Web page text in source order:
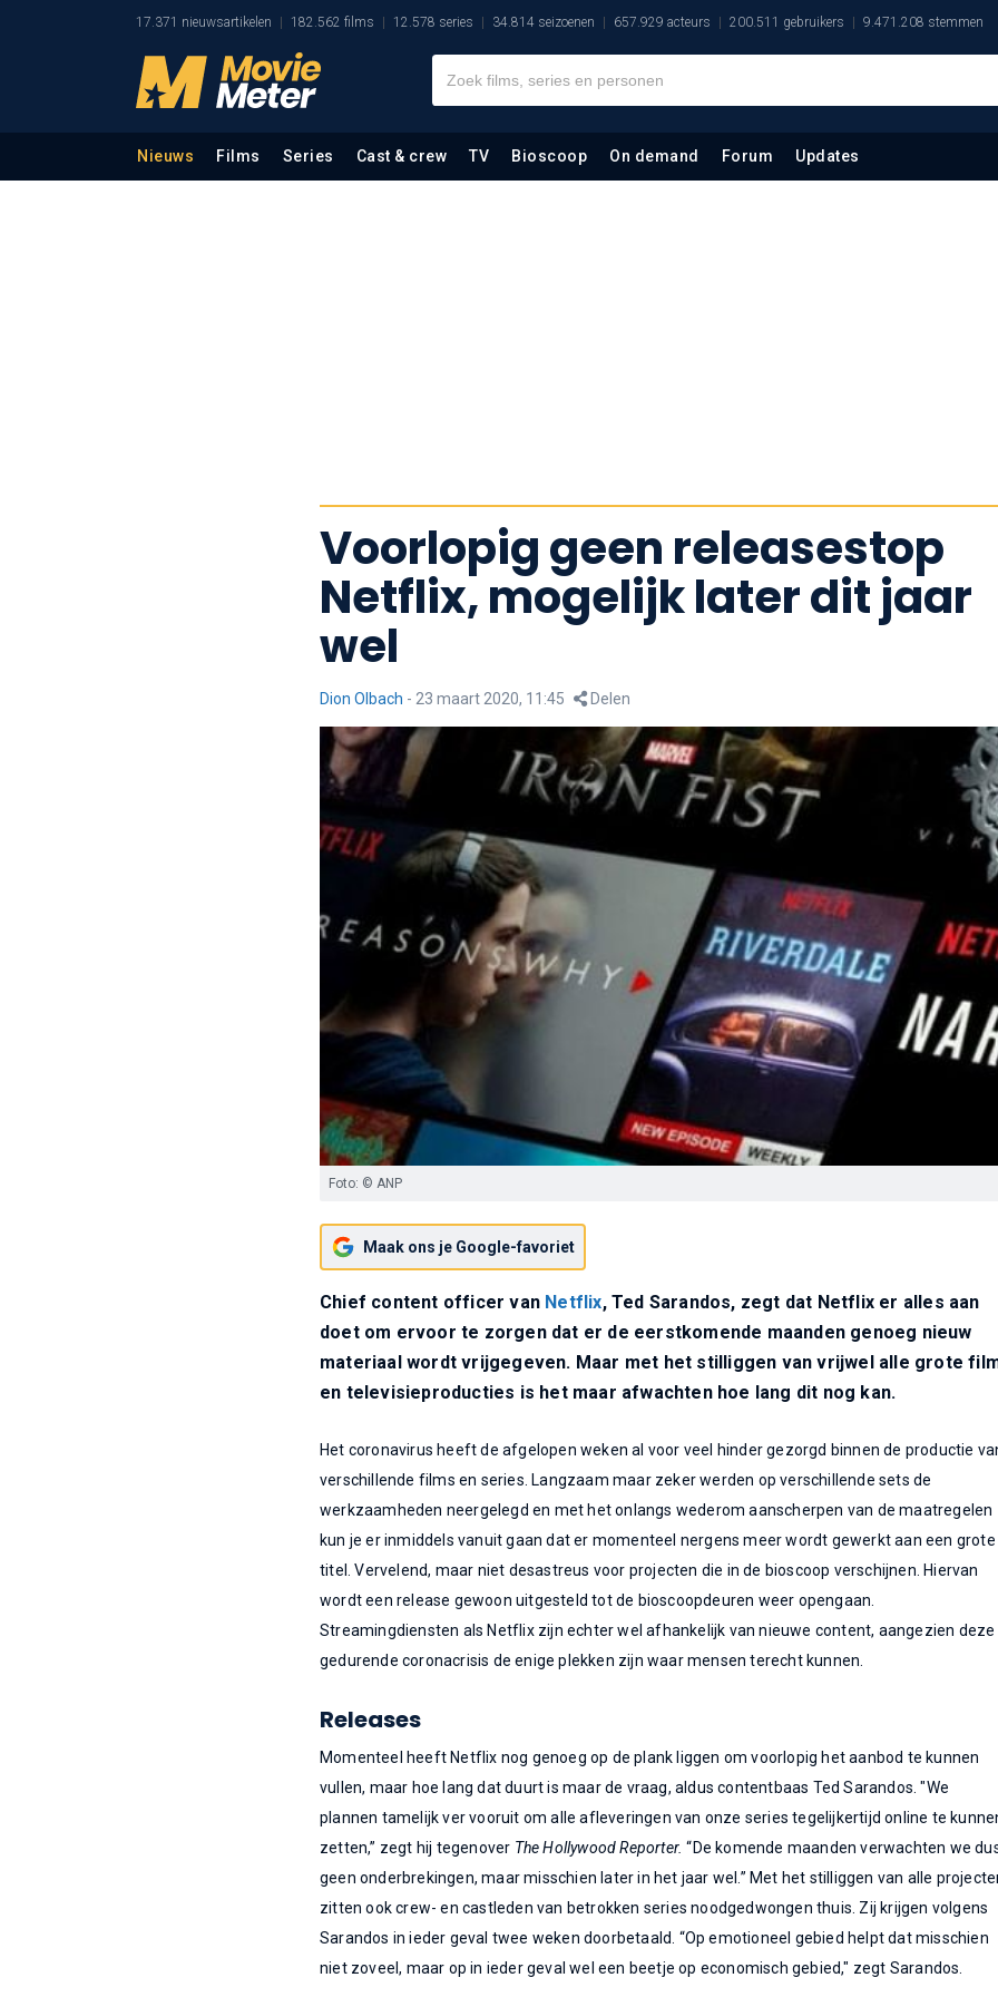
17.371 nieuwsartikelen 182.562 films 12.578 series 34.814 seizoenen 657.929 acteurs 200.511 gebruikers 9.471.208 stemmen
Nieuws Films Series Cast & crew TV Bioscoop On demand Forum Updates
Voorlopig geen releasestop
Netflix, mogelijk later dit jaar
wel
Dion Olbach - 23 maart 2020, 11:45 Delen
Foto: © ANP
Maak ons je Google-favoriet
Chief content officer van Netflix, Ted Sarandos, zegt dat Netflix er alles aan
doet om ervoor te zorgen dat er de eerstkomende maanden genoeg nieuw
materiaal wordt vrijgegeven. Maar met het stilliggen van vrijwel alle grote
en televisieproducties is het maar afwachten hoe lang dit nog kan.
Het coronavirus heeft de afgelopen weken al voor veel hinder gezorgd binnen de productie
verschillende films en series. Langzaam maar zeker werden op verschillende sets de
werkzaamheden neergelegd en met het onlangs wederom aanscherpen van de maatregelen
kun je er inmiddels vanuit gaan dat er momenteel nergens meer wordt gewerkt aan een grote
titel. Vervelend, maar niet desastreus voor projecten die in de bioscoop verschijnen. Hiervan
wordt een release gewoon uitgesteld tot de bioscoopdeuren weer opengaan.
Streamingdiensten als Netflix zijn echter wel afhankelijk van nieuwe content, aangezien deze
gedurende coronacrisis de enige plekken zijn waar mensen terecht kunnen.
Releases
Momenteel heeft Netflix nog genoeg op de plank liggen om voorlopig het aanbod te kunnen
vullen, maar hoe lang dat duurt is maar de vraag, aldus contentbaas Ted Sarandos. "We
plannen tamelijk ver vooruit om alle afleveringen van onze series tegelijkertijd online te
zetten,” zegt hij tegenover The Hollywood Reporter. “De komende maanden verwachten we
geen onderbrekingen, maar misschien later in het jaar wel.” Met het stilliggen van alle
zitten ook crew- en castleden van betrokken series noodgedwongen thuis. Zij krijgen volgens
Sarandos in ieder geval twee weken doorbetaald. “Op emotioneel gebied helpt dat misschien
niet zoveel, maar op in ieder geval wel een beetje op economisch gebied," zegt Sarandos.